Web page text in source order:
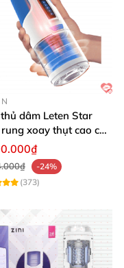
và sử dụng sản
dâm Leten Star
xoay thụt cao cấp
-24%
(373)